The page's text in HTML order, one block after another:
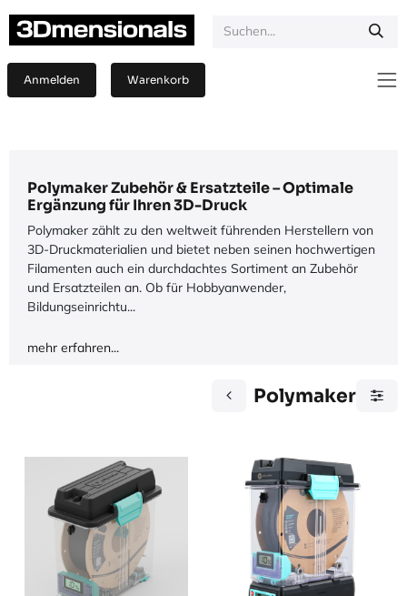
Anmelden Warenkorb
Polymaker Zubehör & Ersatzteile – Optimale
Ergänzung für Ihren 3D-Druck
Polymaker zählt zu den weltweit führenden Herstellern von
3D-Druckmaterialien und bietet neben seinen hochwertigen
Filamenten auch ein durchdachtes Sortiment an Zubehör
und Ersatzteilen an. Ob für Hobbyanwender,
Bildungseinrichtu...
mehr erfahren...
Polymaker